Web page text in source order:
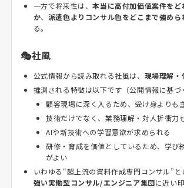
一方で将来性は、本当に高付加価値案件をど
か、 派遣色よりコンサル色をどこまで強めら
る。
🎭社風
公式情報から読み取れる社風は、 現場理解・
推測される特徴は以下です（公開情報に基づ
顧客現場に深く入るため、受け身よりも
技術だけでなく、業務理解・対人折衝力
AIや新技術への学習意欲が求められる
研修・育成を価値としているため、学び
がよい
いわゆる“超上流の資料作成専門コンサル”
強い実働型コンサル/エンジニア集団に近い